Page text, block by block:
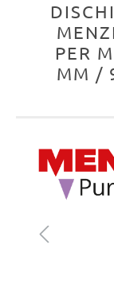
PER
MM /
Salta la